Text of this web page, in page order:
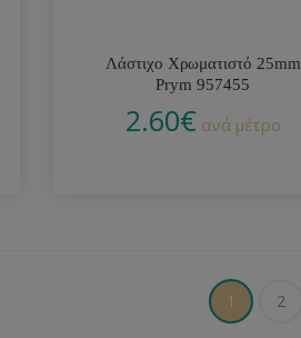
Λάστιχο Χρωματιστό 25mm
Prym 957455
2.60€ ανά μέτρο
1 2